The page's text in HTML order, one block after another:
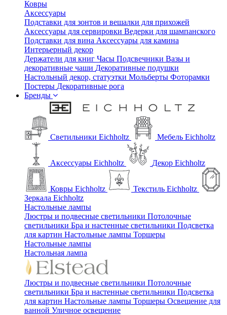
Ковры
Аксессуары
Подставки для зонтов и вешалки для прихожей
Аксессуары для сервировки Ведерки для шампанского
Подставки для вина Аксессуары для камина
Интерьерный декор
Держатели для книг Часы Подсвечники Вазы и
декоративные чаши Декоративные подушки
Настольный декор, статуэтки Мольберты Фоторамки
Постеры Декоративные рога
Бренды
Светильники Eichholtz Мебель Eichholtz
Аксессуары Eichholtz Декор Eichholtz
Ковры Eichholtz
Текстиль Eichholtz
Зеркала Eichholtz
Настольные лампы
Люстры и подвесные светильники Потолочные
светильники Бра и настенные светильники Подсветка
для картин Настольные лампы Торшеры
Настольные лампы
Настольная лампа
Люстры и подвесные светильники Потолочные
светильники Бра и настенные светильники Подсветка
для картин Настольные лампы Торшеры Освещение для
ванной Уличное освещение